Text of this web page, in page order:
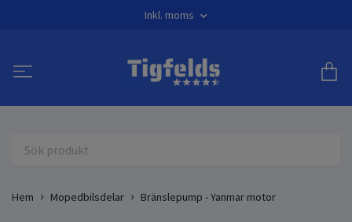
Inkl. moms
Hem Mopedbilsdelar Bränslepump - Yanmar motor